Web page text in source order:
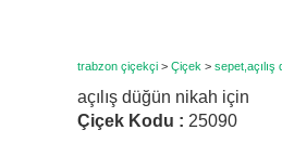
trabzon çiçekçi > Çiçek > sepet,açılış
açılış düğün nikah için
Çiçek Kodu : 25090